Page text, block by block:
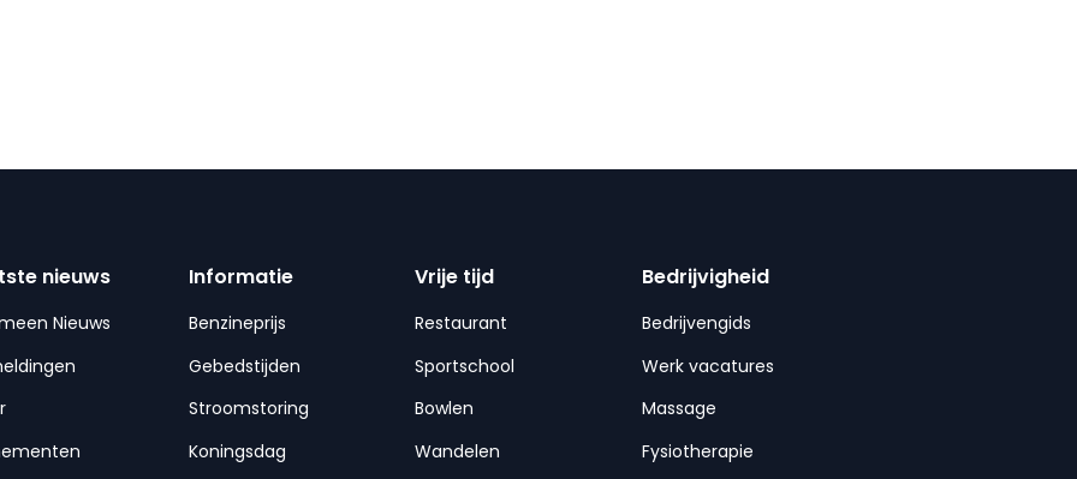
nieuws
Nieuws
Informatie
Benzineprijs
Gebedstijden
Stroomstoring
Koningsdag
Vrije tijd
Restaurant
Sportschool
Bowlen
Wandelen
Bedrijvigheid
Bedrijvengids
Werk vacatures
Massage
Fysiotherapie